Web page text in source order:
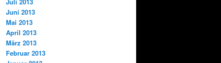
Juni 2013
Mai 2013
April 2013
März 2013
Februar 2013